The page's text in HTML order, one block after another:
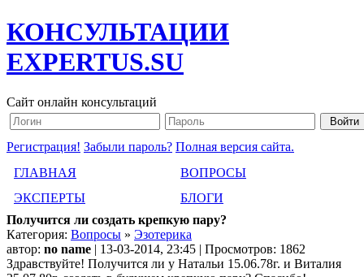
КОНСУЛЬТАЦИИ
EXPERTUS.SU
Сайт онлайн консультаций
Регистрация! Забыли пароль? Полная версия сайта.
ГЛАВНАЯ
ВОПРОСЫ
ЭКСПЕРТЫ
БЛОГИ
Получится ли создать крепкую пару?
Категория: Вопросы » Эзотерика
автор: no name | 13-03-2014, 23:45 | Просмотров: 1862
Здравствуйте! Получится ли у Натальи 15.06.78г. и Виталия